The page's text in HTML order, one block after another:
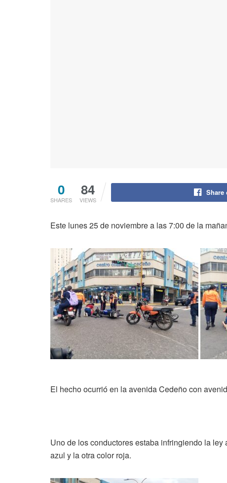
0
SHARES
84
VIEWS
Share
Este lunes 25 de noviembre a las 7:00 de la
El hecho ocurrió en la avenida Cedeño con
Uno de los conductores estaba infringiendo la
azul y la otra color roja.